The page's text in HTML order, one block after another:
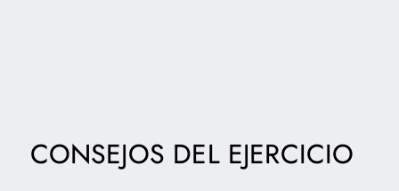
CONSEJOS DEL EJERCICIO